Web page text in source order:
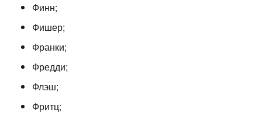
Финн;
Фишер;
Франки;
Фредди;
Флэш;
Фритц;